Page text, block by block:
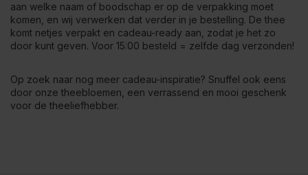
aan welke naam of boodschap er op de verpakking moet
komen, en wij verwerken dat verder in je bestelling. De thee
komt netjes verpakt en cadeau-ready aan, zodat je het zo
door kunt geven. Voor 15:00 besteld = zelfde dag verzonden!
Op zoek naar nog meer cadeau-inspiratie? Snuffel ook eens
door onze theebloemen , een verrassend en mooi geschenk
voor de theeliefhebber.